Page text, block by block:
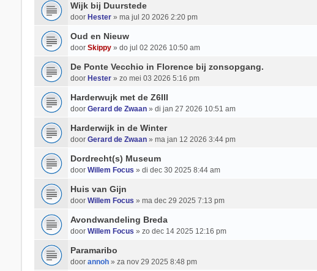
Wijk bij Duurstede
door Hester» ma jul 20 2026 2:20 pm
Oud en Nieuw
door Skippy» do jul 02 2026 10:50 am
De Ponte Vecchio in Florence bij zonsopgang.
door Hester» zo mei 03 2026 5:16 pm
Harderwujk met de Z6III
door Gerard de Zwaan» di jan 27 2026 10:51 am
Harderwijk in de Winter
door Gerard de Zwaan» ma jan 12 2026 3:44 pm
Dordrecht(s) Museum
door Willem Focus » di dec 30 2025 8:44 am
Huis van Gijn
door Willem Focus » ma dec 29 2025 7:13 pm
Avondwandeling Breda
door Willem Focus » zo dec 14 2025 12:16 pm
Paramaribo
door annoh» za nov 29 2025 8:48 pm